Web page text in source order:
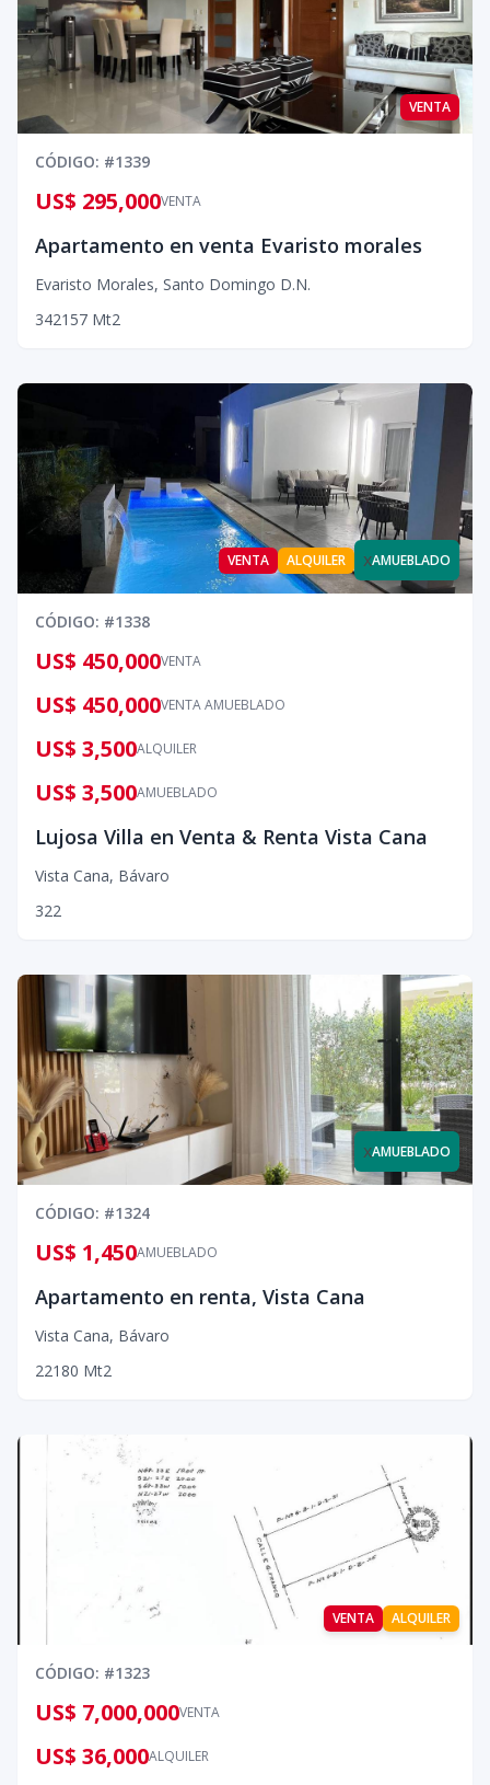
VENTA
CÓDIGO: #1339
VENTA
US$ 295,000
Apartamento en venta Evaristo morales
Evaristo Morales, Santo Domingo D.N.
342157 Mt2
VENTA ALQUILER xAMUEBLADO
CÓDIGO: #1338
VENTA
US$ 450,000
VENTA AMUEBLADO
US$ 450,000
ALQUILER
US$ 3,500
AMUEBLADO
US$ 3,500
Lujosa Villa en Venta & Renta Vista Cana
Vista Cana, Bávaro
322
xAMUEBLADO
CÓDIGO: #1324
AMUEBLADO
US$ 1,450
Apartamento en renta, Vista Cana
Vista Cana, Bávaro
22180 Mt2
VENTA ALQUILER
CÓDIGO: #1323
VENTA
US$ 7,000,000
ALQUILER
US$ 36,000